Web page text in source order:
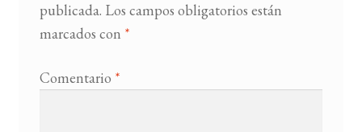
publicada. Los campos obligatorios están
marcados con *
Comentario *